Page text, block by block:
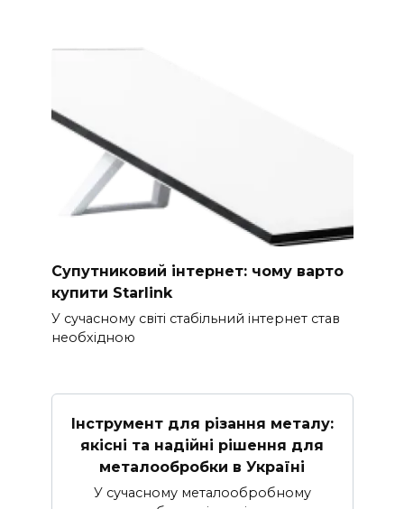
Супутниковий інтернет: чому варто
купити Starlink
У сучасному світі стабільний інтернет став
необхідною
Інструмент для різання металу:
якісні та надійні рішення для
металообробки в Україні
У сучасному металообробному